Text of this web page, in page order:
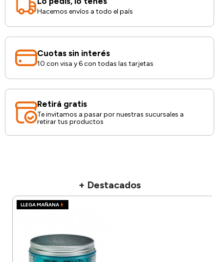
Hacemos envíos a todo el país
Cuotas sin interés
10 con visa y 6 con todas las tarjetas
Retirá gratis
Te invitamos a pasar por nuestras sucursales a
retirar tus productos
+ Destacados
LLEGA MAÑANA